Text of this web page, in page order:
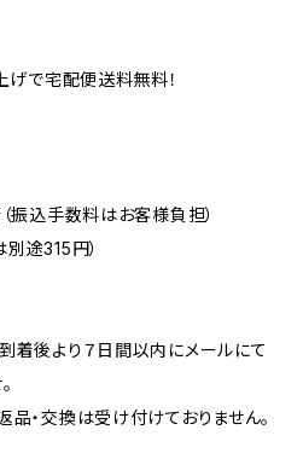
で宅配便送料無料！
込手数料はお客様負担）
途315円）
着後より７日間以内にメールにて
品・交換は受け付けておりません。